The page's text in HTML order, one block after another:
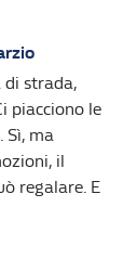
di strada,
piacciono le
Sì, ma
il
regalare. E